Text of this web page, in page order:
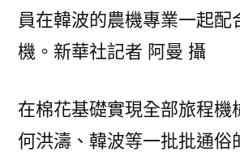
員在韓波的農機專業一起配
機。新華社記者 阿曼 攝
在棉花基礎實現全部旅程機
何洪濤、韓波等一批批通俗